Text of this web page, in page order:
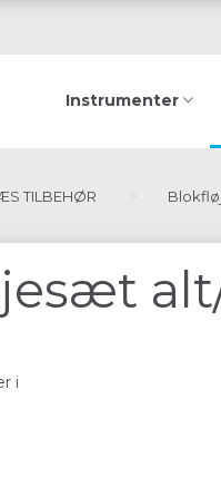
Instrumenter
TILBEHØR
i